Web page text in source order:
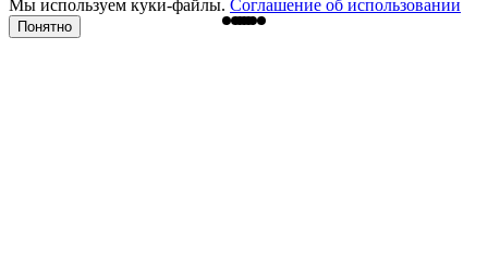
Мы используем куки-файлы. Соглашение об использовании
Понятно